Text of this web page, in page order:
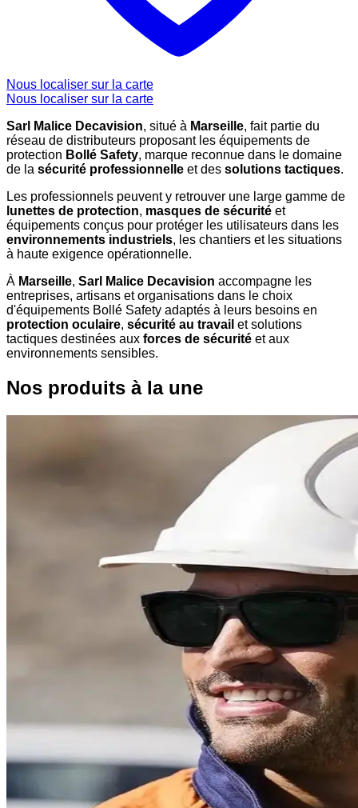
Nous localiser sur la carte
Nous localiser sur la carte
Sarl Malice Decavision, situé à Marseille, fait partie du
réseau de distributeurs proposant les équipements de
protection Bollé Safety, marque reconnue dans le domaine
de la sécurité professionnelle et des solutions tactiques.
Les professionnels peuvent y retrouver une large gamme de
lunettes de protection, masques de sécurité et
équipements conçus pour protéger les utilisateurs dans les
environnements industriels, les chantiers et les situations
à haute exigence opérationnelle.
À Marseille, Sarl Malice Decavision accompagne les
entreprises, artisans et organisations dans le choix
d'équipements Bollé Safety adaptés à leurs besoins en
protection oculaire, sécurité au travail et solutions
tactiques destinées aux forces de sécurité et aux
environnements sensibles.
Nos produits à la une